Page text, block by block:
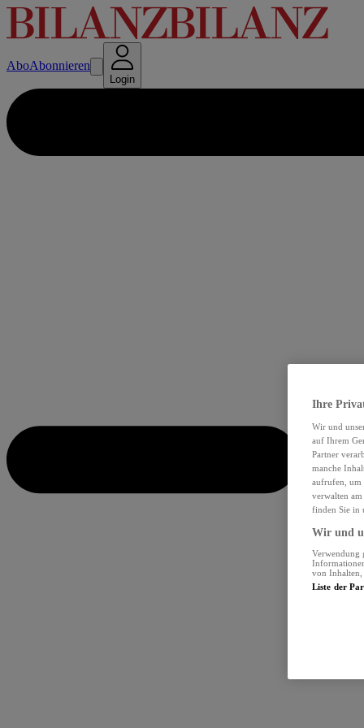
AboAbonnieren
Login
Ihre
Wir und
auf Ihrem
Partner
manche
aufrufen, um
verwalten
finden Sie in
Wir und
Verwendung
von Inhalten,
Liste der